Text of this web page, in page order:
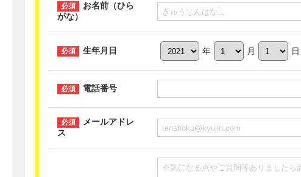
お名前（ひら
がな）
生年月日 年 月 日
電話番号
メールアドレ
ス